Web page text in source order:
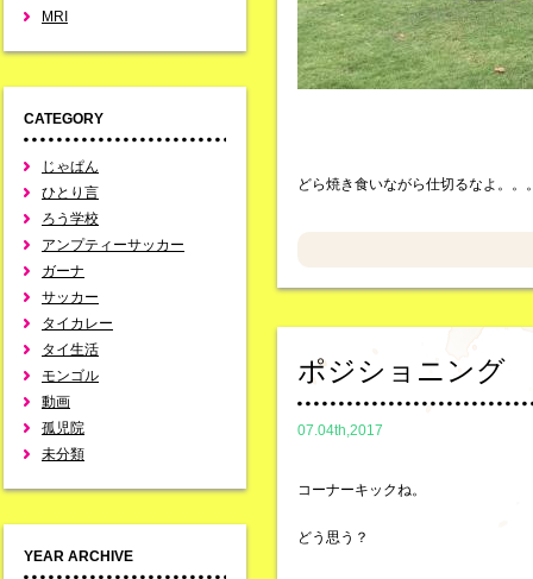
MRI
CATEGORY
じゃぱん
ひとり言
ろう学校
アンプティーサッカー
ガーナ
サッカー
タイカレー
タイ生活
モンゴル
動画
孤児院
未分類
YEAR ARCHIVE
どら焼き食いながら仕切るなよ。。
ポジショニング
07.04th,2017
コーナーキックね。
どう思う？